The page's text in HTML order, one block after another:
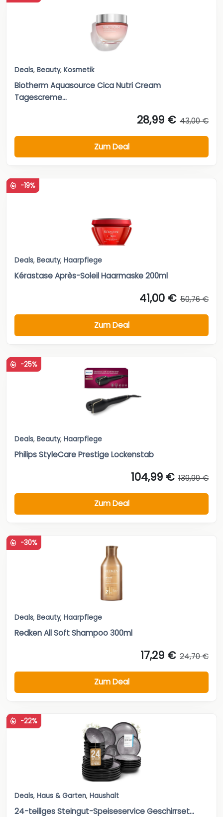
Deals, Beauty, Kosmetik
Biotherm Aquasource Cica Nutri Cream
Tagescreme...
28,99 € 43,00 €
Zum Deal
-19%
Deals, Beauty, Haarpflege
Kérastase Après-Soleil Haarmaske 200ml
41,00 € 50,76 €
Zum Deal
-25%
Deals, Beauty, Haarpflege
Philips StyleCare Prestige Lockenstab
104,99 € 139,99 €
Zum Deal
-30%
Deals, Beauty, Haarpflege
Redken All Soft Shampoo 300ml
17,29 € 24,70 €
Zum Deal
-22%
Deals, Haus & Garten, Haushalt
24-teiliges Steingut-Speiseservice Geschirrset...